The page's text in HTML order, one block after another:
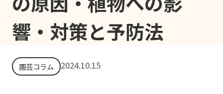
響・対策と予防法
園芸コラム 2024.10.15